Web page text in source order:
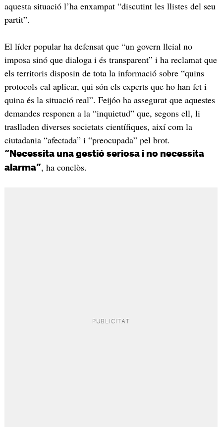
aquesta situació l’ha enxampat “discutint les llistes del seu
partit”.
El líder popular ha defensat que “un govern lleial no
imposa sinó que dialoga i és transparent” i ha reclamat que
els territoris disposin de tota la informació sobre “quins
protocols cal aplicar, qui són els experts que ho han fet i
quina és la situació real”. Feijóo ha assegurat que aquestes
demandes responen a la “inquietud” que, segons ell, li
traslladen diverses societats científiques, així com la
ciutadania “afectada” i “preocupada” pel brot.
“Necessita una gestió seriosa i no necessita
alarma”, ha conclòs.